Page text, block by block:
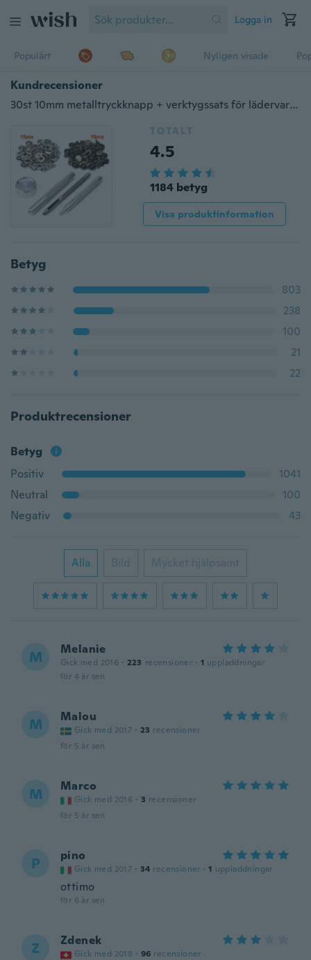
Logga in
Populärt Nyligen visade
Kundrecensioner
30st 10mm metalltryckknapp + verktygssats för lädervaror läder
TOTALT
4.5
1184 betyg
Visa produktinformation
Betyg
803
238
100
21
22
Produktrecensioner
Betyg
Positiv
1041
Neutral
100
Negativ
43
Alla Bild Mycket hjälpsamt
M Melanie
Gick med 2016 · 223 recensioner · 1 uppladdningar
för 4 år sen
M Malou
Gick med 2017 · 23 recensioner
för 5 år sen
M Marco
Gick med 2016 · 3 recensioner
för 5 år sen
P pino
Gick med 2017 · 34 recensioner · 1 uppladdningar
ottimo
för 6 år sen
Z Zdenek
Gick med 2018 · 96 recensioner